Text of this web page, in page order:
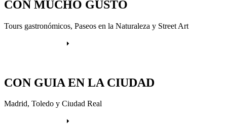
CON MUCHO GUSTO
Tours gastronómicos, Paseos en la Naturaleza y Street Art
CON GUIA EN LA CIUDAD
Madrid, Toledo y Ciudad Real